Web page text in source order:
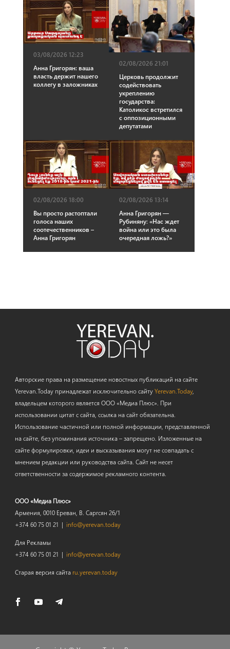
03/08/2026 12:23
Анна Григорян: ваша
власть держит нашего
коллегу в заложниках
02/08/2026 21:01
Церковь продолжит
содействовать
укреплению
государства:
Католикос встретился
с оппозиционными
депутатами
02/08/2026 18:00
Вы просто растоптали
голоса наших
соотечественников –
Анна Григорян
02/08/2026 13:14
Анна Григорян —
Рубиняну։ «Нас ждет
война или это была
очередная ложь?»
Авторские права на размещение новостных публикаций на сайте
Yerevan.Today принадлежат исключительно сайтуYerevan.Today,
владельцем которого является ООО «Медиа Плюс». При
использовании цитат с сайта, ссылка на сайт обязательна.
Использование частичной или полной информации, представленной
на сайте, без упоминания источника – запрещено. Изложенные на
сайте формулировки, идеи и высказывания могут не совпадать с
мнением редакции или руководства сайта. Сайт не несет
ответственности за содержимое рекламного контента.
ООО «Медиа Плюс»
Армения, 0010 Ереван, В. Саргсян 26/1
+374 60 75 01 21 | info@yerevan.today
Для Рекламы
+374 60 75 01 21 | info@yerevan.today
Старая версия сайта ru.yerevan.today